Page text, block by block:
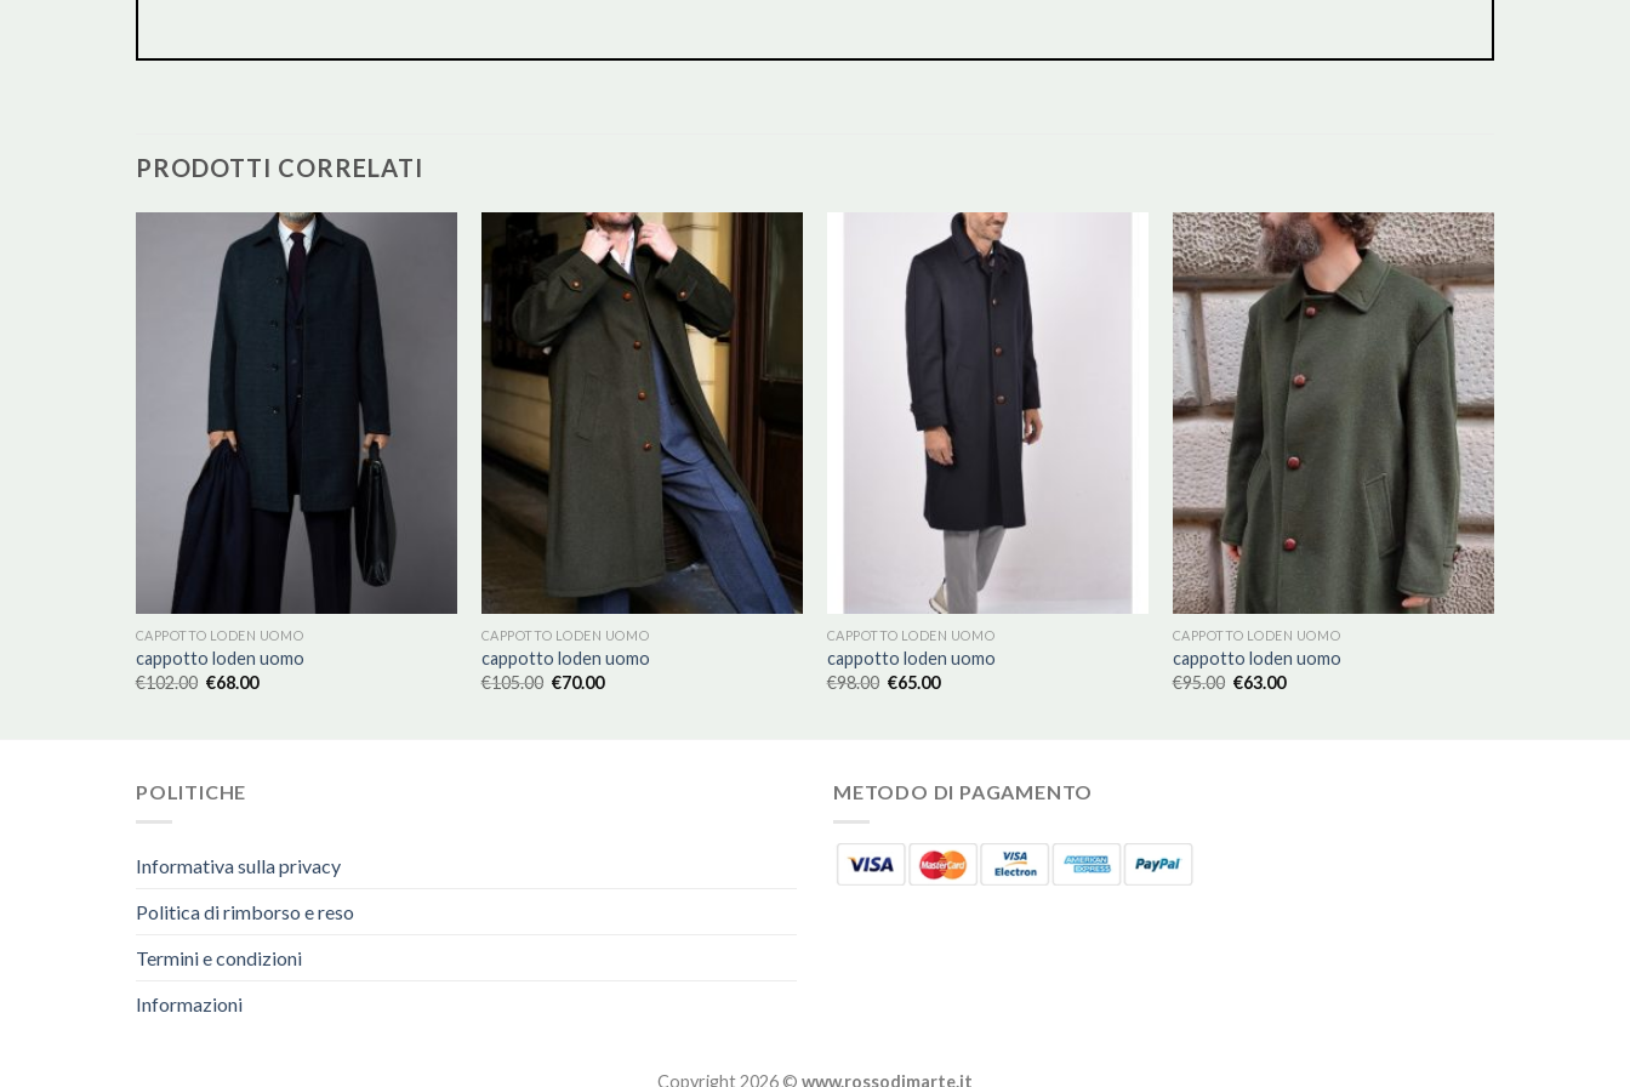
PRODOTTI CORRELATI
CAPPOTTO LODEN UOMO
cappotto loden uomo
€102.00 €68.00
CAPPOTTO LODEN UOMO
cappotto loden uomo
€105.00 €70.00
CAPPOTTO LODEN UOMO
cappotto loden uomo
€98.00 €65.00
CAPPOTTO LODEN UOMO
cappotto loden uomo
€95.00 €63.00
POLITICHE
Informativa sulla privacy
Politica di rimborso e reso
Termini e condizioni
Informazioni
METODO DI PAGAMENTO
Copyright 2026 © www.rossodimarte.it